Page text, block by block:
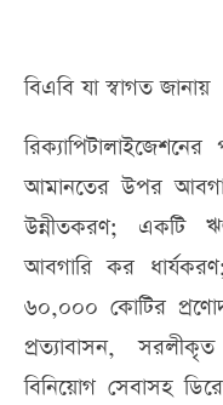
বিএবি যা স্বাগত জানায়
আমানতের উপর
উন্নীতকরণ; একটি
আবগারি কর
৬০,০০০ কোটির
প্রত্যাবাসন,
বিনিয়োগ সেবাসহ